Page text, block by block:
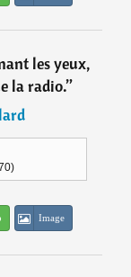
les yeux,
la radio.”
Image